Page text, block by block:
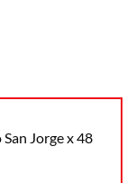
Jorge x 48